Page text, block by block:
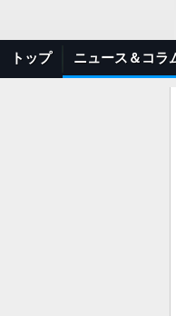
トップ ニュース＆コラ